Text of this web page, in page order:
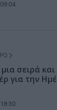
μια σειρά
για την